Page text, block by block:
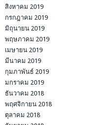
มิถุนายน 2018
พฤษภาคม 2018
เมษายน 2018
มีนาคม 2018
กุมภาพันธ์ 2018
มกราคม 2018
ธันวาคม 2017
พฤศจิกายน 2017
ตุลาคม 2017
กันยายน 2017
สิงหาคม 2017